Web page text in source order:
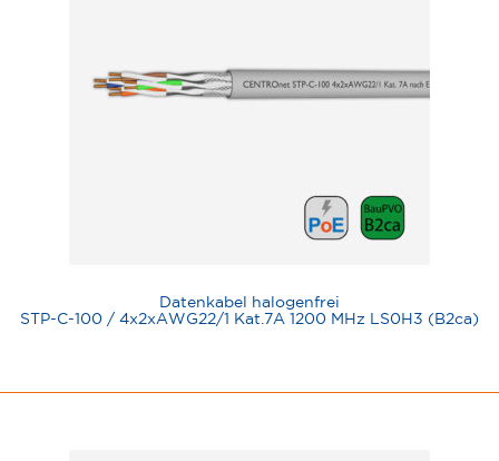
Datenkabel halogenfrei
STP-C-100 / 4x2xAWG22/1 Kat.7A 1200 MHz LS0H3 (B2ca)